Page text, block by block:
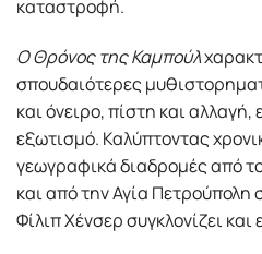
καταστροφή.
Ο Θρόνος της Καμπούλ
σπουδαιότερες
και όνειρο, πίστη και
εξωτισμό. Καλύπτοντας
γεωγραφικά διαδρομές από
και από την Αγία Πετρούπολη
Φίλιπ Χένσερ συγκλονίζει και